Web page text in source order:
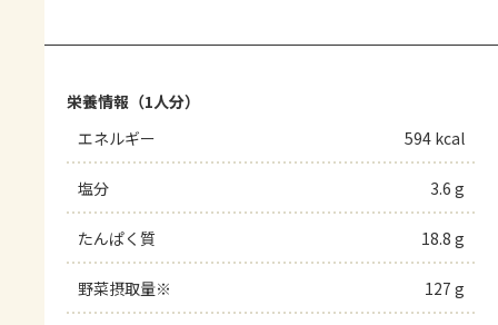
栄養情報（1人分）
エネルギー
594 kcal
塩分 3.6 g
たんぱく質 18.8 g
野菜摂取量※ 127 g